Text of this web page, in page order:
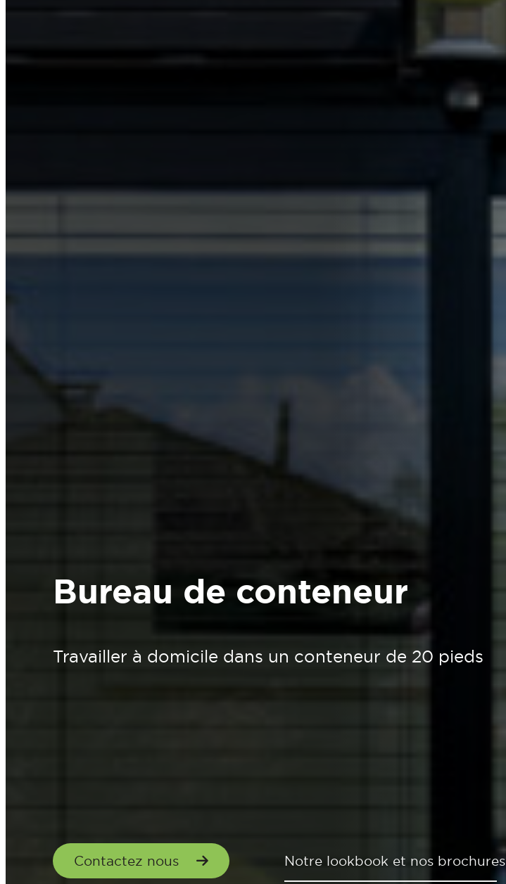
Bureau de conteneur
Travailler à domicile dans un conteneur de 20 pieds
Contactez nous Notre lookbook et nos brochures